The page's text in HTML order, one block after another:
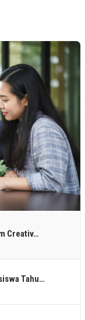
Creativ…
Tahu…